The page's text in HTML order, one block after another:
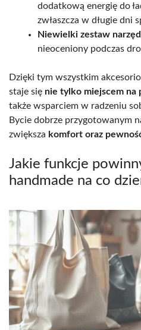
dodatkową energię do
zwłaszcza w długie dni
Niewielki zestaw
nieoceniony podczas
Dzięki tym wszystkim
staje się nie tylko miejscem na
także wsparciem w radzeniu
Bycie dobrze przygotowanym
zwiększa komfort oraz
Jakie funkcje
handmade na co